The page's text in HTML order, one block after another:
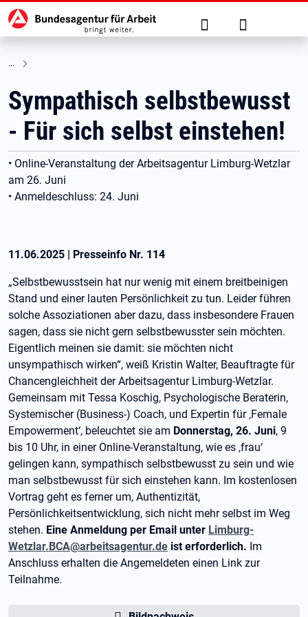
zu den Hauptinhalten springen
Hauptnavigation Suche Anmelden
Sympathisch selbstbewusst
- Für sich selbst einstehen!
• Online-Veranstaltung der Arbeitsagentur Limburg-Wetzlar
am 26. Juni
• Anmeldeschluss: 24. Juni
11.06.2025 | Presseinfo Nr. 114
„Selbstbewusstsein hat nur wenig mit einem breitbeinigen
Stand und einer lauten Persönlichkeit zu tun. Leider führen
solche Assoziationen aber dazu, dass insbesondere Frauen
sagen, dass sie nicht gern selbstbewusster sein möchten.
Eigentlich meinen sie damit: sie möchten nicht
unsympathisch wirken“, weiß Kristin Walter, Beauftragte für
Chancengleichheit der Arbeitsagentur Limburg-Wetzlar.
Gemeinsam mit Tessa Koschig, Psychologische Beraterin,
Systemischer (Business-) Coach, und Expertin für ‚Female
Empowerment‘, beleuchtet sie am Donnerstag, 26. Juni, 9
bis 10 Uhr, in einer Online-Veranstaltung, wie es ‚frau‘
gelingen kann, sympathisch selbstbewusst zu sein und wie
man selbstbewusst für sich einstehen kann. Im kostenlosen
Vortrag geht es ferner um, Authentizität,
Persönlichkeitsentwicklung, sich nicht mehr selbst im Weg
stehen. Eine Anmeldung per Email unter Limburg-
Wetzlar.BCA@arbeitsagentur.de ist erforderlich. Im
Anschluss erhalten die Angemeldeten einen Link zur
Teilnahme.